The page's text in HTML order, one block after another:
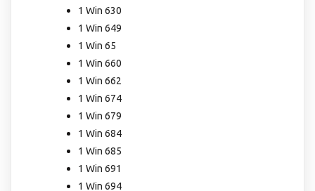
1 Win 630
1 Win 649
1 Win 65
1 Win 660
1 Win 662
1 Win 674
1 Win 679
1 Win 684
1 Win 685
1 Win 691
1 Win 694